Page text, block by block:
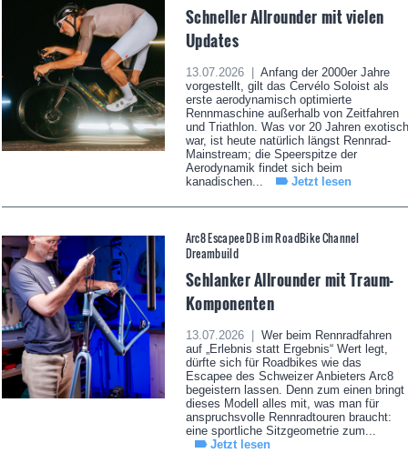
Schneller Allrounder mit vielen
Updates
13.07.2026 |
Anfang der 2000er Jahre
vorgestellt, gilt das Cervélo Soloist als
erste aerodynamisch optimierte
Rennmaschine außerhalb von Zeitfahren
und Triathlon. Was vor 20 Jahren exotisch
war, ist heute natürlich längst Rennrad-
Mainstream; die Speerspitze der
Aerodynamik findet sich beim
kanadischen...
Jetzt lesen
Arc8 Escapee DB im RoadBike Channel
Dreambuild
Schlanker Allrounder mit Traum-
Komponenten
13.07.2026 |
Wer beim Rennradfahren
auf „Erlebnis statt Ergebnis“ Wert legt,
dürfte sich für Roadbikes wie das
Escapee des Schweizer Anbieters Arc8
begeistern lassen. Denn zum einen bringt
dieses Modell alles mit, was man für
anspruchsvolle Rennradtouren braucht:
eine sportliche Sitzgeometrie zum...
Jetzt lesen